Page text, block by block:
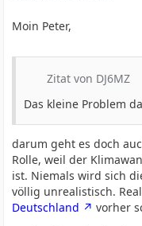
Moin Peter,
Zitat von DJ6MZ
Das kleine Problem
darum geht es doch
Rolle, weil der
ist. Niemals wird sich
völlig unrealistisch.
Deutschland
vorher